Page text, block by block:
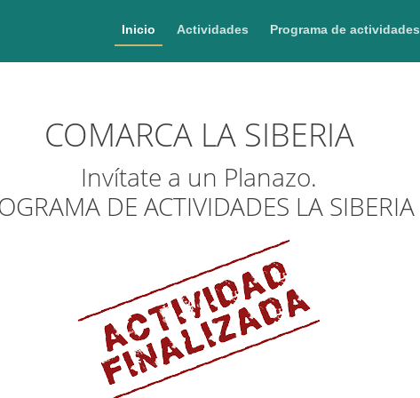
Inicio Actividades Programa de actividades
COMARCA LA SIBERIA
Invítate a un Planazo.
DE ACTIVIDADES LA SIBERIA